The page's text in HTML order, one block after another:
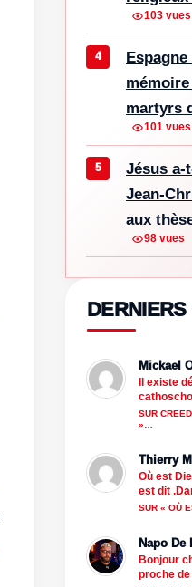
103 vues
martyrs
101 vues
Jésus
Jean-
aux
98 vues
DERNIERS
Mickael
Il existe
SUR
»…
Thierry
Où est
est dit
SUR « OÙ
Napo De
Bonjour
proche